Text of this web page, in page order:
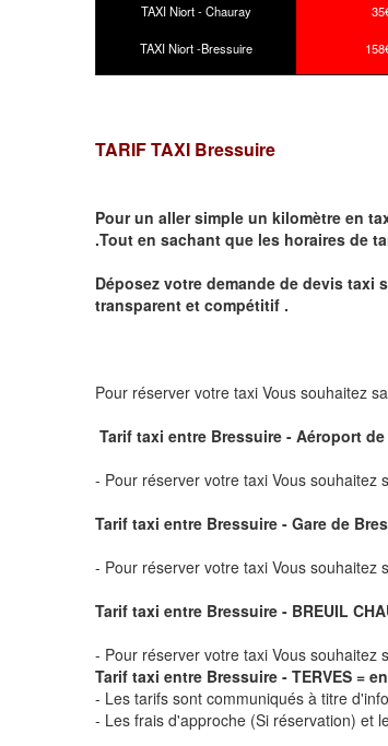
TAXI Niort - Chauray
TAXI Niort -Bressuire
TARIF TAXI Bressuire
Pour un aller simple un kilomètre en
.Tout en sachant que les horaires de
Déposez votre demande de devis taxi
transparent et compétitif .
Pour réserver votre taxi Vous souhaitez
Tarif taxi entre Bressuire - Aéroport
- Pour réserver votre taxi Vous souhaitez
Tarif taxi entre Bressuire - Gare de
- Pour réserver votre taxi Vous souhaitez
Tarif taxi entre Bressuire - BREUIL
- Pour réserver votre taxi Vous souhaitez
Tarif taxi entre Bressuire - TERVES =
- Les tarifs sont communiqués à titre
- Les frais d'approche (Si réservation) et